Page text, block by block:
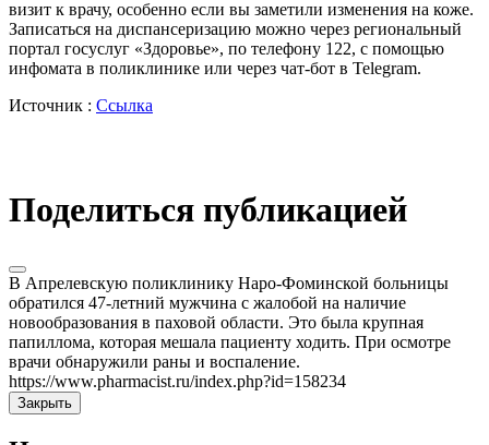
визит к врачу, особенно если вы заметили изменения на коже.
Записаться на диспансеризацию можно через региональный
портал госуслуг «Здоровье», по телефону 122, с помощью
инфомата в поликлинике или через чат-бот в Telegram.
Источник : Ссылка
Поделиться публикацией
В Апрелевскую поликлинику Наро-Фоминской больницы
обратился 47-летний мужчина с жалобой на наличие
новообразования в паховой области. Это была крупная
папиллома, которая мешала пациенту ходить. При осмотре
врачи обнаружили раны и воспаление.
https://www.pharmacist.ru/index.php?id=158234
Закрыть